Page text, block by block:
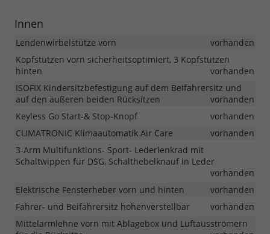
Innen
Lendenwirbelstütze vorn
vorhanden
Kopfstützen vorn sicherheitsoptimiert, 3 Kopfstützen
hinten
vorhanden
ISOFIX Kindersitzbefestigung auf dem Beifahrersitz und
auf den äußeren beiden Rücksitzen
vorhanden
Keyless Go Start-& Stop-Knopf
vorhanden
CLIMATRONIC Klimaautomatik Air Care
vorhanden
3-Arm Multifunktions- Sport- Lederlenkrad mit
Schaltwippen für DSG, Schalthebelknauf in Leder
vorhanden
Elektrische Fensterheber vorn und hinten
vorhanden
Fahrer- und Beifahrersitz höhenverstellbar
vorhanden
Mittelarmlehne vorn mit Ablagebox und Luftausströmern